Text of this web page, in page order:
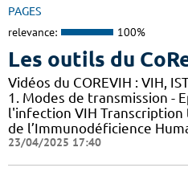
PAGES
relevance: 100%
Les outils du
Vidéos du COREVIH : VIH,
1. Modes de transmission -
l'infection VIH
de l’Immunodéficience
23/04/2025 17:40